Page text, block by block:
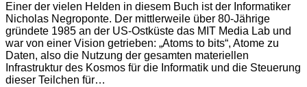
Einer der vielen Helden in diesem Buch ist der Informatiker
Nicholas Negroponte. Der mittlerweile über 80-Jährige
gründete 1985 an der US-Ostküste das MIT Media Lab und
war von einer Vision getrieben: „Atoms to bits“, Atome zu
Daten, also die Nutzung der gesamten materiellen
Infrastruktur des Kosmos für die Informatik und die Steuerung
dieser Teilchen für…